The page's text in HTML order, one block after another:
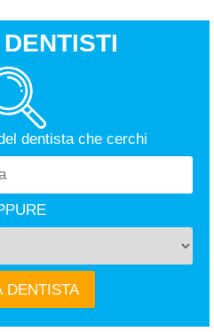
dentista che cerchi